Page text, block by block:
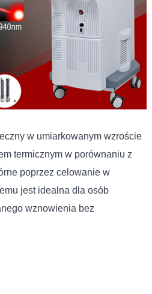
w umiarkowanym wzroście
termicznym w porównaniu z
poprzez celowanie w
jest idealna dla osób
wznowienia bez